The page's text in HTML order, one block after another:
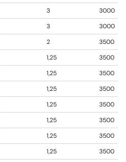
3
3000
3
3000
2
3500
1,25
3500
1,25
3500
1,25
3500
1,25
3500
1,25
3500
1,25
3500
1,25
3500